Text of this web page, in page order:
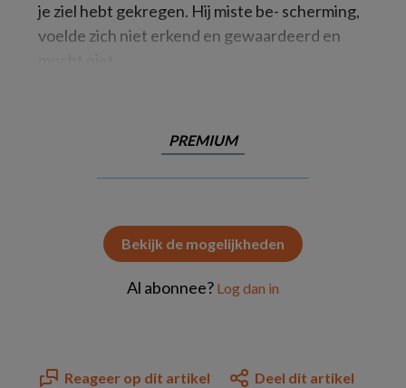
je ziel hebt gekregen. Hij miste be- scherming,
voelde zich niet erkend en gewaardeerd en
PREMIUM
Bekijk de mogelijkheden
Al abonnee? Log dan in
Reageer op dit artikel Deel dit artikel